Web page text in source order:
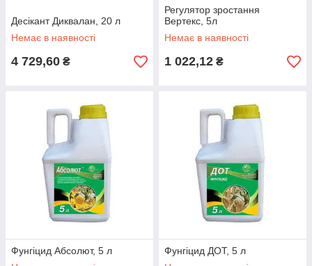
Десікант Диквалан, 20 л
Немає в наявності
4 729,60 ₴
Регулятор зростання
Вертекс, 5л
Немає в наявності
1 022,12 ₴
Фунгіцид Абсолют, 5 л
Фунгіцид ДОТ, 5 л